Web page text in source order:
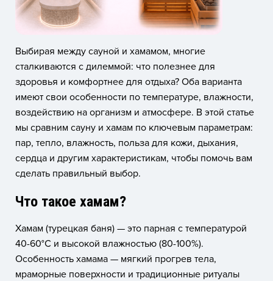
Выбирая между сауной и хамамом, многие
сталкиваются с дилеммой: что полезнее для
здоровья и комфортнее для отдыха? Оба варианта
имеют свои особенности по температуре, влажности,
воздействию на организм и атмосфере. В этой статье
мы сравним сауну и хамам по ключевым параметрам:
пар, тепло, влажность, польза для кожи, дыхания,
сердца и другим характеристикам, чтобы помочь вам
сделать правильный выбор.
Что такое хамам?
Хамам (турецкая баня) — это парная с температурой
40-60°C и высокой влажностью (80-100%).
Особенность хамама — мягкий прогрев тела,
мраморные поверхности и традиционные ритуалы